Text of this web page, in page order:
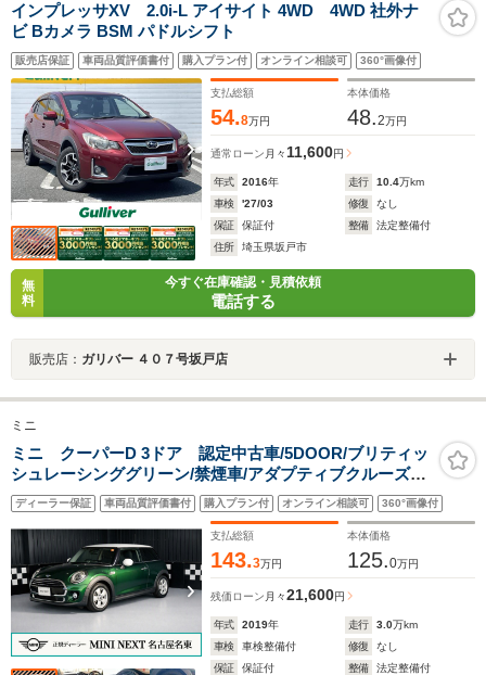
インプレッサXV 2.0i-L アイサイト 4WD 4WD 社外ナ
ビ Bカメラ BSM パドルシフト
販売店保証 車両品質評価書付 購入プラン付 オンライン相談可 360°画像付
支払総額
54.8万円
本体価格
48.2万円
通常ローン 月々 11,600円
年式 2016年 走行 10.4万km
車検
'27/03 修復
なし
保証
保証付 整備
法定整備付
住所
埼玉県坂戸市
無
料
今すぐ在庫確認・見積依頼
電話する
販売店： ガリバー ４０７号坂戸店
ミニ
ミニ クーパーD 3ドア 認定中古車/5DOOR/ブリティッ
シュレーシンググリーン/禁煙車/アダプティブクルーズコ
ントロール/衝突軽減ブレーキ/純正ナビゲーション/純正バ
ックカメラ
ディーラー保証 車両品質評価書付 購入プラン付 オンライン相談可 360°画像付
支払総額
143.3万円
本体価格
125.0万円
残価ローン 月々21,600円
年式 2019年 走行 3.0万km
車検
車検整備付 修復
なし
保証
保証付 整備
法定整備付